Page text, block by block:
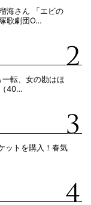
海さん 「エビの
歌劇団O…
転、女の勘はほ
40…
ットを購入！春気